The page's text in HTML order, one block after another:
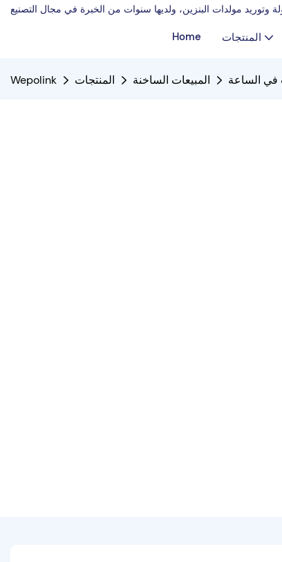
Home المنتجات
Wepolink المنتجات المبيعات الساخنة